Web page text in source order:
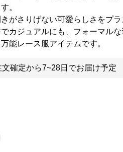
。
がさりげない可愛らしさをプラ
カジュアルにも、フォーマル
能レース服アイテムです。
文確定から7~28日でお届け予定